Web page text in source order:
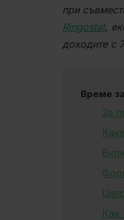
при
Ringostat,
доходите с
Време
За
Как